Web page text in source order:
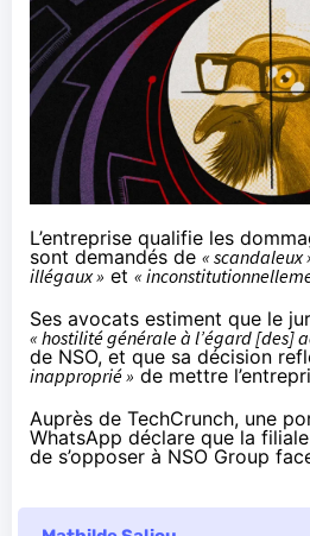
L’entreprise qualifie les
sont demandés de « scandaleux
illégaux » et «
Ses avocats estiment que le
« hostilité générale à l’égard [des]
de NSO, et que sa décision
inapproprié » de mettre
Auprès de TechCrunch, une
WhatsApp déclare que la
de s’opposer à NSO Group